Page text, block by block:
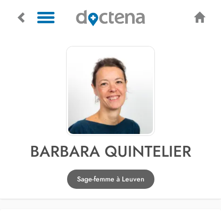
BARBARA QUINTELIER
Sage-femme à Leuven